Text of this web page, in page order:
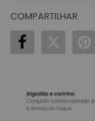
COMPARTILHAR